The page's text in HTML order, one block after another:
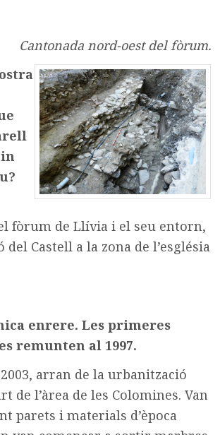
Cantonada nord-oest del fòrum.
fòrum de Llívia i el seu entorn,
Castell a la zona de l’església
enrere. Les primeres
remunten al 1997.
arran de la urbanització
de l’àrea de les Colomines. Van
parets i materials d’època